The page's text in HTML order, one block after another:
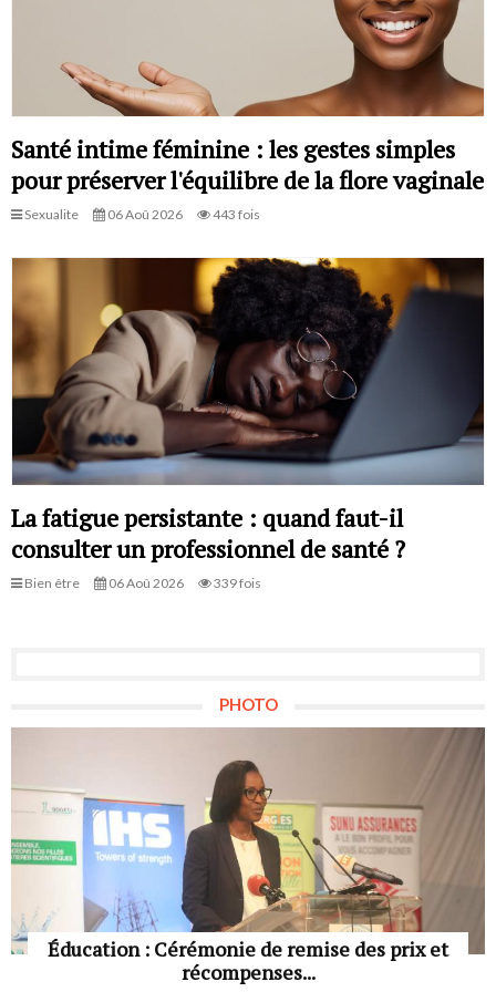
Santé intime féminine : les gestes simples
pour préserver l'équilibre de la flore vaginale
Sexualite 06 Aoû 2026 443 fois
La fatigue persistante : quand faut-il
consulter un professionnel de santé ?
Bien être 06 Aoû 2026 339 fois
PHOTO
Éducation : Cérémonie de remise des prix et
récompenses...